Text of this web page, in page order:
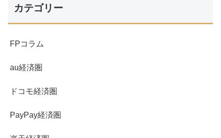
カテゴリー
FPコラム
au経済圏
ドコモ経済圏
PayPay経済圏